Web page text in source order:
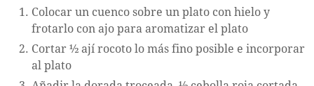
Colocar un cuenco sobre un plato con hielo y
frotarlo con ajo para aromatizar el plato
Cortar ½ ají rocoto lo más fino posible e incorporar
al plato